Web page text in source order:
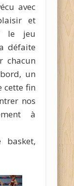
avec
et
le jeu
défaite
chacun
un
cette fin
nos
à
basket,